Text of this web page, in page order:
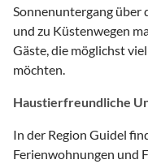
Sonnenuntergang über
und zu Küstenwegen
Gäste, die möglichst
möchten.
Haustierfreundliche
In der Region Guidel
Ferienwohnungen und